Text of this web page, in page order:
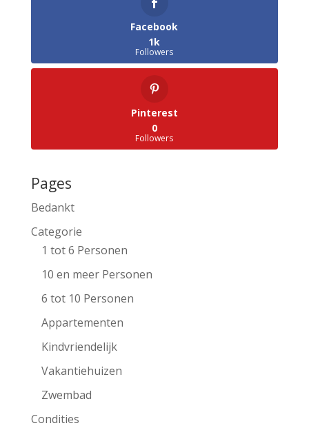
Facebook
1k
Followers
Pinterest
0
Followers
Pages
Bedankt
Categorie
1 tot 6 Personen
10 en meer Personen
6 tot 10 Personen
Appartementen
Kindvriendelijk
Vakantiehuizen
Zwembad
Condities